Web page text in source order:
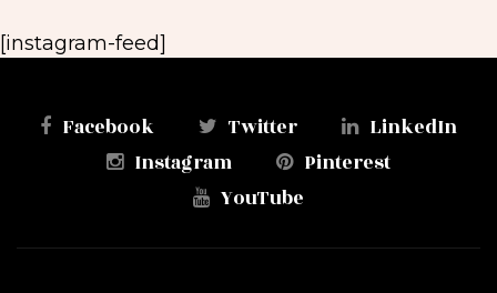
[instagram-feed]
Facebook Twitter
LinkedIn
Instagram
Pinterest
YouTube